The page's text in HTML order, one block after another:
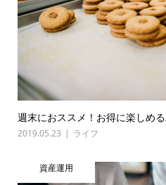
週末におススメ！お得に楽しめ
2019.05.23 ライフ
資産運用